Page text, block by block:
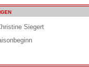
Siegert